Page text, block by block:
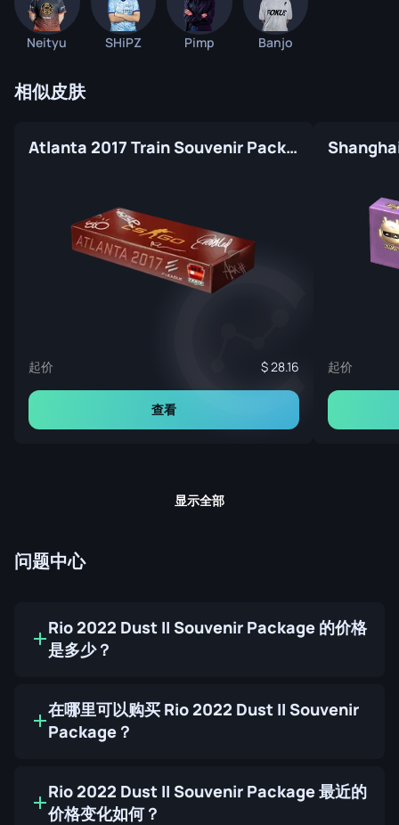
Neityu SHiPZ Pimp Banjo
相似皮肤
Atlanta 2017 Train Souvenir Package
起价 28.16
查看
起价
显示全部
问题中心
Rio 2022 Dust II Souvenir Package 的价格
是多少？
在哪里可以购买 Rio 2022 Dust II Souvenir
Package？
Rio 2022 Dust II Souvenir Package 最近的
价格变化如何？